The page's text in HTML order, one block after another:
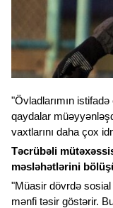
"Övladlarımın
qaydalar
vaxtlarını daha çox
Təcrübəli
məsləhətlərini
"Müasir dövrdə
mənfi təsir göstərir.